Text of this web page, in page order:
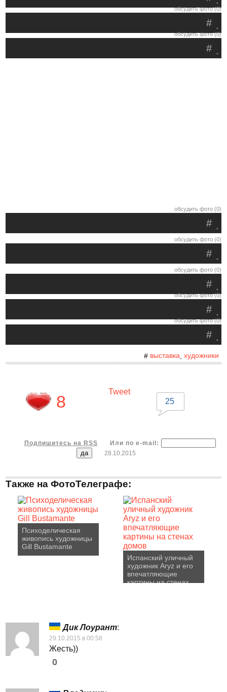
обсудить фото (0)
.
#
обсудить фото (0)
.
#
обсудить фото (0)
.
#
обсудить фото (0)
.
#
обсудить фото (0)
.
#
обсудить фото (0)
.
#
обсудить фото (0)
.
#
# выставка, художники
8
Tweet
25
Подпишитесь на RSS
Или по e-mail:
28.10.2015
Также на ФотоТелеграфе:
Психоделическая
живопись художницы
Gill Bustamante
Испанский уличный
художник Aryz и его
впечатляющие
картины на стенах
Дик Лоурант:
29.10.2015 в 00:58
Жесть))
0